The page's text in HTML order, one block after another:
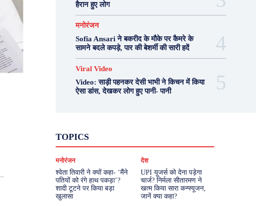
हैरान हुए लोग
मनोरंजन
Sofia Ansari ने बकरीद के मौके पर कैमरे के
सामने बदले कपड़े, पार की बेशर्मी की सारी हदें
Viral Video
Video: साड़ी पहनकर देसी भाभी ने किचन में किया
ऐसा डांस, देखकर लोग हुए पानी- पानी
TOPICS
दुनिया
मनोरंजन
राजनीति वास्तु शास्त्र
More
मनोरंजन
श्वेता तिवारी ने क्यों कहा- ‘मैंने
पतियों को रंगे हाथ पकड़ा’?
शादी टूटने पर किया बड़ा
खुलासा
देश
UPI यूजर्स को देना पड़ेगा
चार्ज? निर्मला सीतारमण ने
खत्म किया सारा कन्फ्यूजन,
जानें क्या कहा?